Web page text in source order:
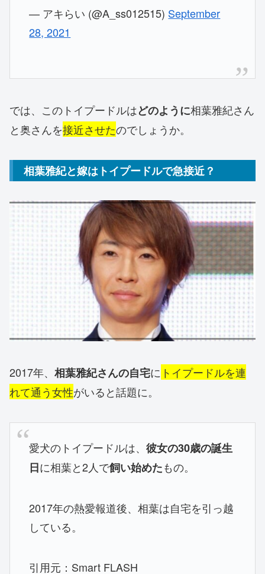
— アキらい (@A_ss012515) September
28, 2021
では、このトイプードルはどのように相葉雅紀さん
と奥さんを接近させたのでしょうか。
相葉雅紀と嫁はトイプードルで急接近？
2017年、 相葉雅紀さんの自宅に トイプードルを連
れて通う女性がいると話題に。
愛犬のトイプードルは、彼女の30歳の誕生
日に相葉と2人で飼い始めたもの。
2017年の熱愛報道後、相葉は自宅を引っ越
している。
引用元：Smart FLASH